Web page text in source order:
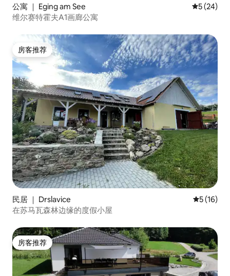
公寓 ｜ Eging am See 平均评分
5 (24)
维尔赛特霍夫A1画廊公寓
房客推荐
房客推荐
民居 ｜ Drslavice 平均评分
5 (16)
在苏马瓦森林边缘的度假小屋
房客推荐
房客推荐